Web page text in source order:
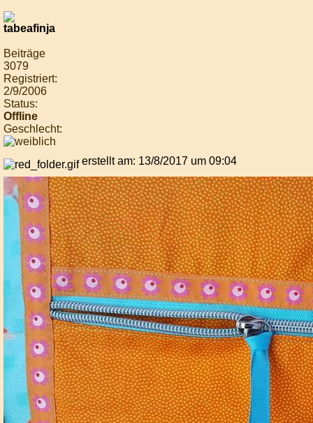
Beiträge
3079
Registriert:
2/9/2006
Status:
Offline
Geschlecht:
erstellt am: 13/8/2017 um 09:04